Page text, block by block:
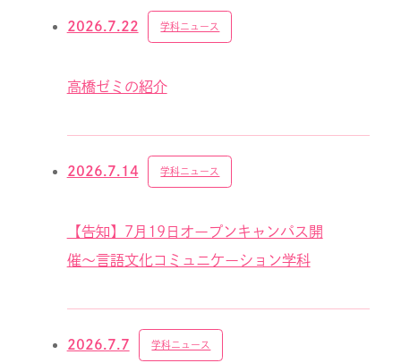
高橋ゼミの紹介
2026.7.22 学科ニュース
【告知】7月19日オープンキャンパス開
催～言語文化コミュニケーション学科
2026.7.14 学科ニュース
2026.7.7 学科ニュース